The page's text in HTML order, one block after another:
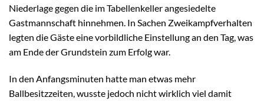
Niederlage gegen die im Tabellenkeller angesiedelte
Gastmannschaft hinnehmen. In Sachen Zweikampfverhalten
legten die Gäste eine vorbildliche Einstellung an den Tag, was
am Ende der Grundstein zum Erfolg war.
In den Anfangsminuten hatte man etwas mehr
Ballbesitzzeiten, wusste jedoch nicht wirklich viel damit